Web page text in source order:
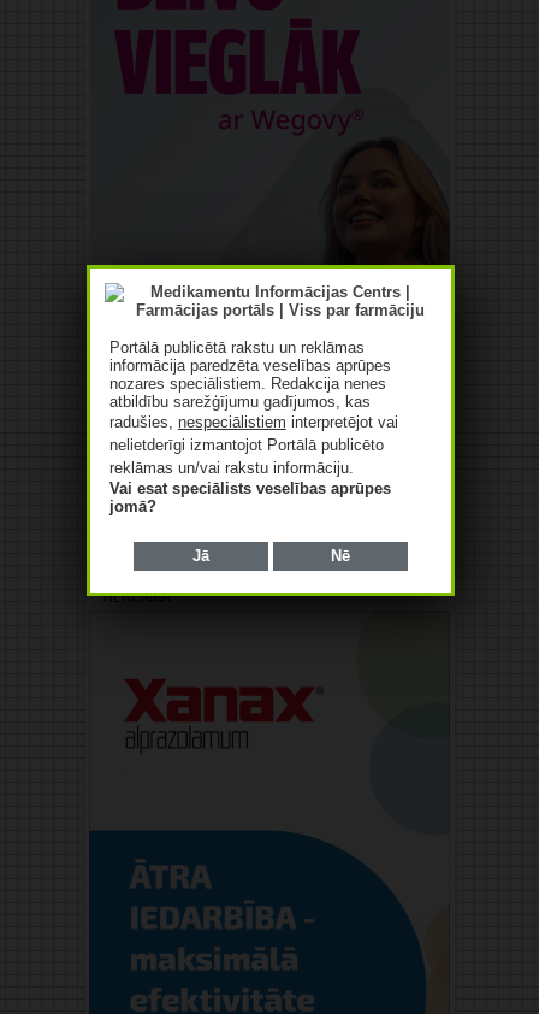
Reklāma
Portālā publicētā rakstu un reklāmas
informācija paredzēta veselības aprūpes
nozares speciālistiem. Redakcija nenes
atbildību sarežģījumu gadījumos, kas
radušies, nespeciālistiem interpretējot vai
nelietderīgi izmantojot Portālā publicēto
reklāmas un/vai rakstu informāciju.
Vai esat speciālists veselības aprūpes
jomā?
Jā Nē